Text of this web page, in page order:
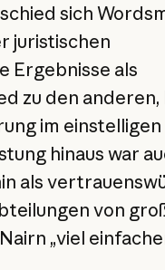
sich
juristischen
Ergebnisse als
zu den anderen,
im einstelligen
hinaus war
als
von
„viel